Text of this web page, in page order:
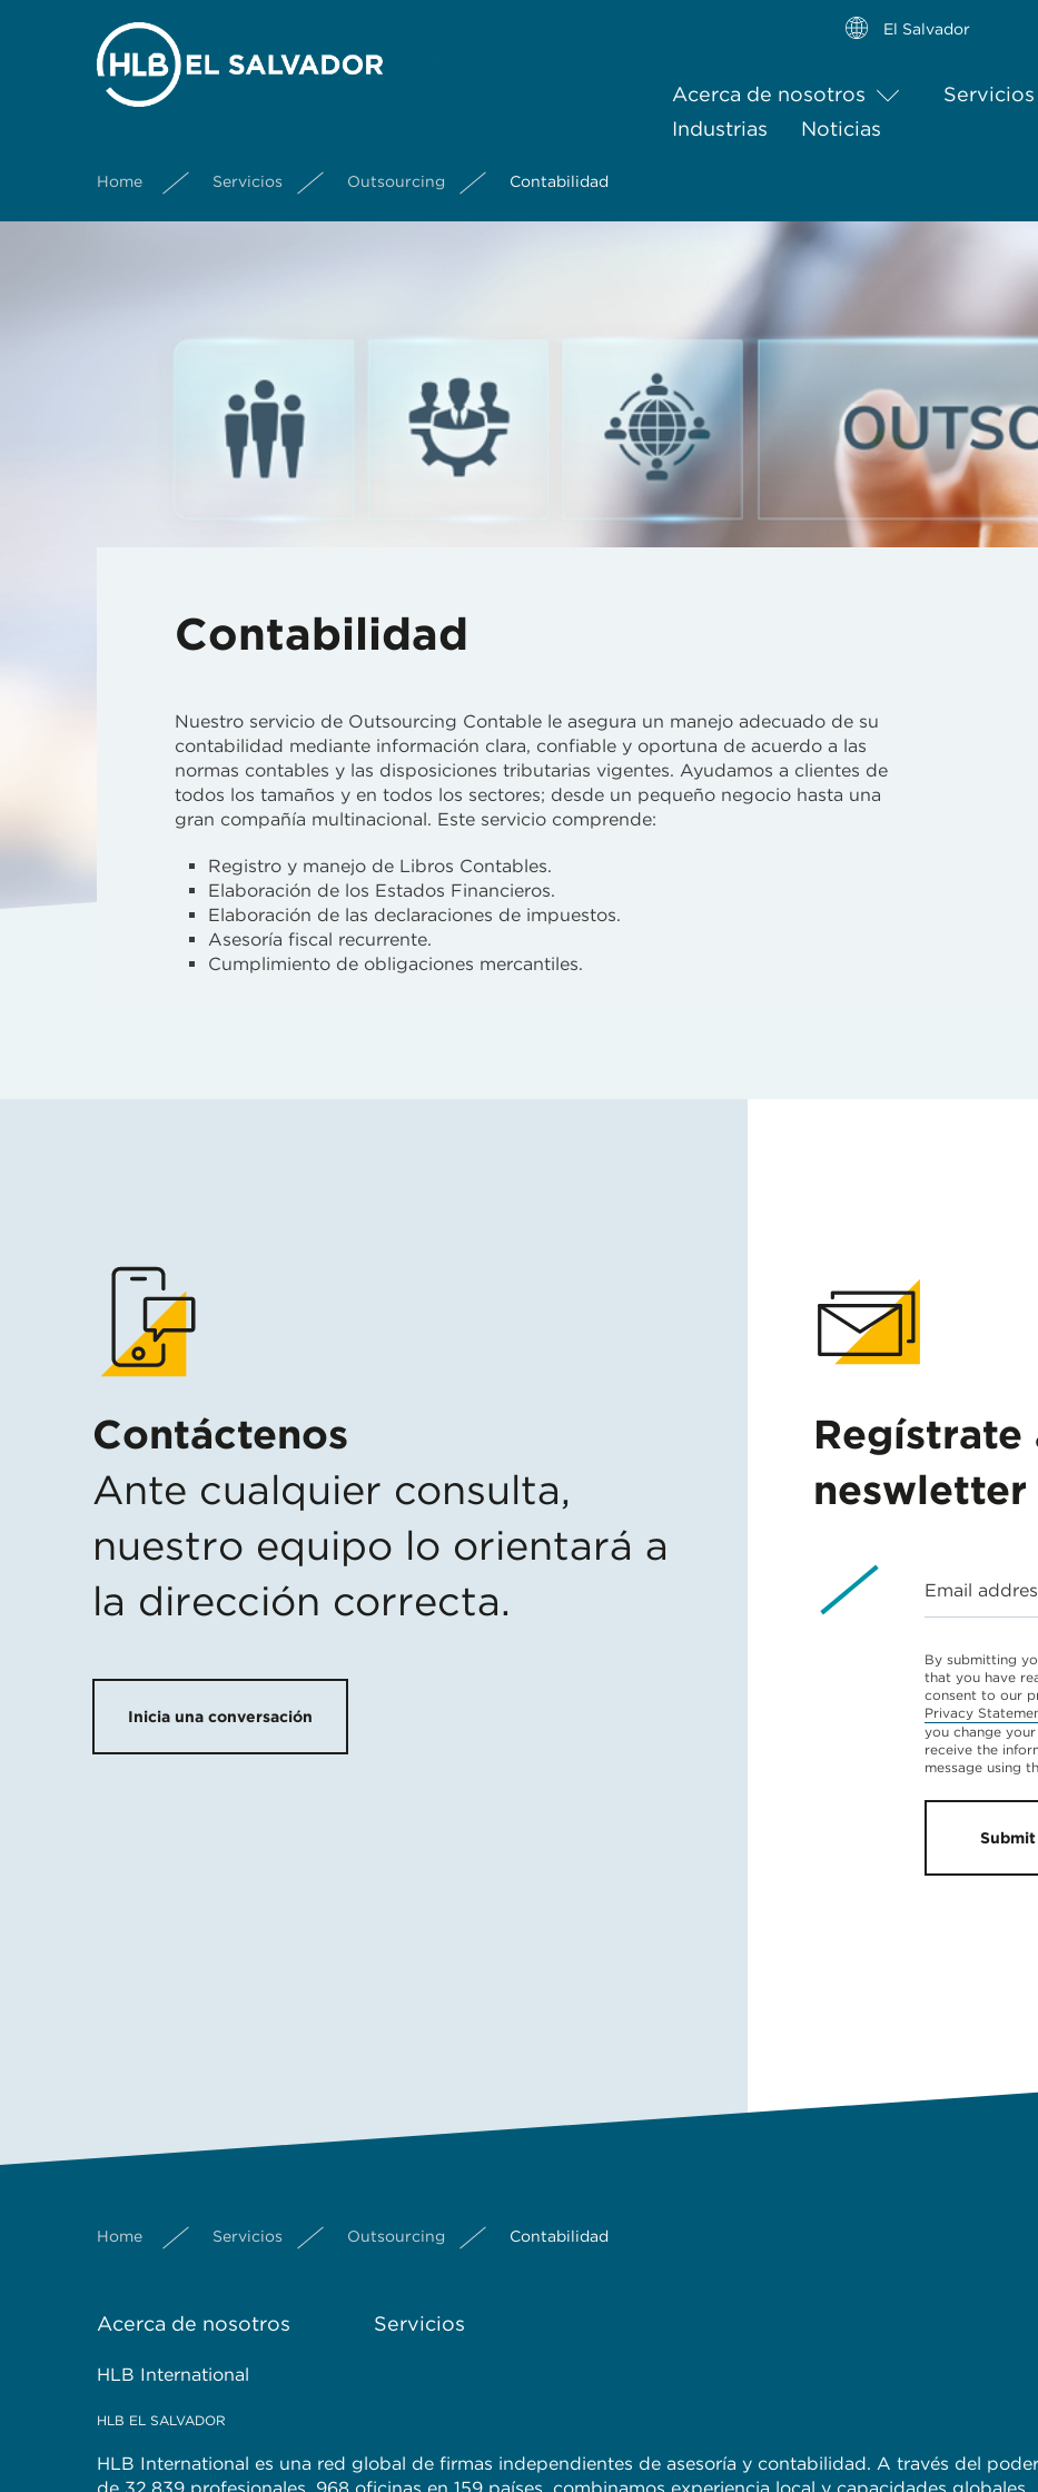
Acerca de nosotros Servicios
Industrias
Noticias
El Salvador
Home Servicios Outsourcing Contabilidad
Contabilidad
Nuestro servicio de Outsourcing Contable le asegura un manejo adecuado de su
contabilidad mediante información clara, confiable y oportuna de acuerdo a las
normas contables y las disposiciones tributarias vigentes. Ayudamos a clientes de
todos los tamaños y en todos los sectores; desde un pequeño negocio hasta una
gran compañía multinacional. Este servicio comprende:
Registro y manejo de Libros Contables.
Elaboración de los Estados Financieros.
Elaboración de las declaraciones de impuestos.
Asesoría fiscal recurrente.
Cumplimiento de obligaciones mercantiles.
Contáctenos
Ante cualquier consulta,
nuestro equipo lo orientará a
la dirección correcta.
Inicia una conversación
Regístrate
neswletter
Email
By submitting
that you have
consent to our
Privacy
you change
receive the
message using
Submit
Home Servicios Outsourcing Contabilidad
Acerca de nosotros Servicios
HLB International
HLB EL SALVADOR
HLB International es una red global de firmas independientes de asesoría y contabilidad. A través del poder